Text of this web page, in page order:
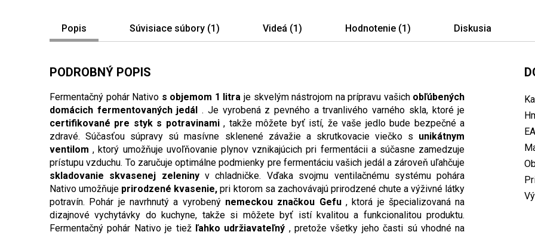
hviezdičiek.
hviezdičiek.
hviezdičiek.
Popis Súvisiace súbory (1) Videá (1) Hodnotenie (1) Diskusia
PODROBNÝ POPIS
Fermentačný pohár Nativo s objemom 1 litra je skvelým nástrojom na prípravu vašich obľúbených
domácich fermentovaných jedál . Je vyrobená z pevného a trvanlivého varného skla, ktoré je
certifikované pre styk s potravinami, takže môžete byť istí, že vaše jedlo bude bezpečné a
zdravé. Súčasťou súpravy sú masívne sklenené závažie a skrutkovacie viečko s unikátnym
ventilom , ktorý umožňuje uvoľňovanie plynov vznikajúcich pri fermentácii a súčasne zamedzuje
prístupu vzduchu. To zaručuje optimálne podmienky pre fermentáciu vašich jedál a zároveň uľahčuje
skladovanie skvasenej zeleninyv chladničke. Vďaka svojmu ventilačnému systému pohára
Nativo umožňuje prirodzené kvasenie, pri ktorom sa zachovávajú prirodzené chute a výživné látky
potravín. Pohár je navrhnutý a vyrobený nemeckou značkou Gefu, ktorá je špecializovaná na
dizajnové vychytávky do kuchyne, takže si môžete byť istí kvalitou a funkcionalitou produktu.
Fermentačný pohár Nativo je tiež ľahko udržiavateľný , pretože všetky jeho časti sú vhodné na